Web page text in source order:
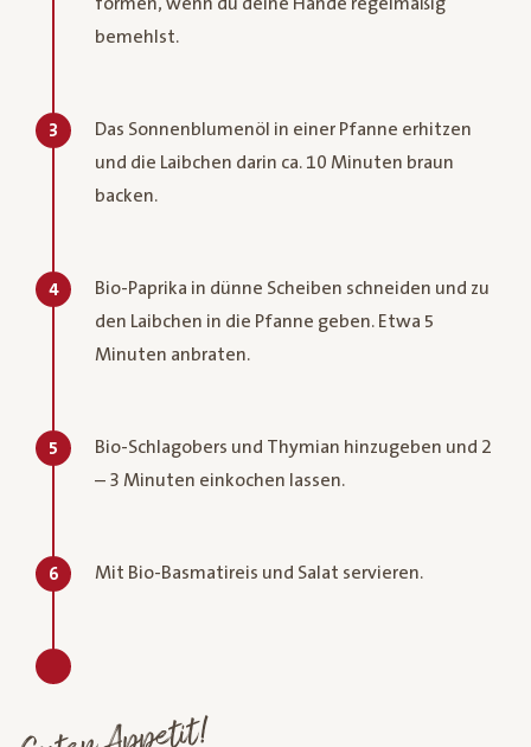
bemehlst.
3
Das Sonnenblumenöl in einer Pfanne erhitzen
und die Laibchen darin ca. 10 Minuten braun
backen.
4
Bio-Paprika in dünne Scheiben schneiden und zu
den Laibchen in die Pfanne geben. Etwa 5
Minuten anbraten.
5
Bio-Schlagobers und Thymian hinzugeben und 2
– 3 Minuten einkochen lassen.
6 Mit Bio-Basmatireis und Salat servieren.